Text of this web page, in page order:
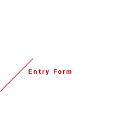
Entry Form